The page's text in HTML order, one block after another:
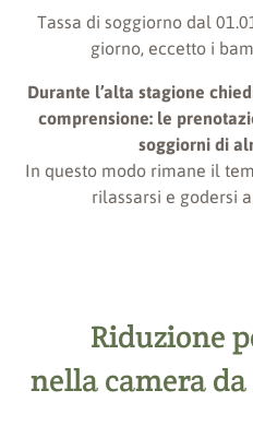
Tassa di soggiorno dal
giorno, eccetto i
Durante l’alta stagione
comprensione: le
soggiorni di
In questo modo rimane il
rilassarsi e godersi
Riduzione
nella camera